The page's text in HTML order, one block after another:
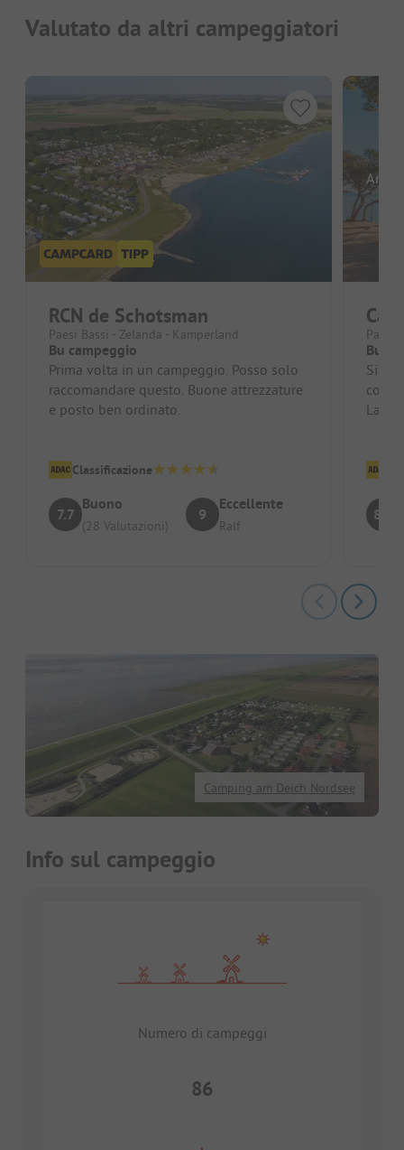
Valutato da altri campeggiatori
RCN de Schotsman
Paesi Bassi - Zelanda - Kamperland
Bu campeggio
Prima volta in un campeggio. Posso solo
raccomandare questo. Buone attrezzature
e posto ben ordinato.
Classificazione
7.7
Buono
(28 Valutazioni)
9
Eccellente
Ralf
Paesi
Buon
La
8.7
Camping am Deich Nordsee
Info sul campeggio
Numero di campeggi
86